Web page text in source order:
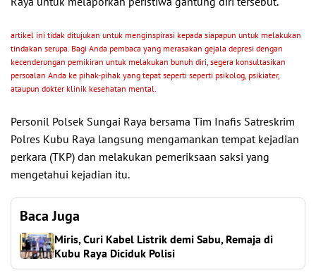
artikel ini tidak ditujukan untuk menginspirasi kepada siapapun untuk melakukan
tindakan serupa. Bagi Anda pembaca yang merasakan gejala depresi dengan
kecenderungan pemikiran untuk melakukan bunuh diri, segera konsultasikan
persoalan Anda ke pihak-pihak yang tepat seperti seperti psikolog, psikiater,
ataupun dokter klinik kesehatan mental.
Personil Polsek Sungai Raya bersama Tim Inafis Satreskrim
Polres Kubu Raya langsung mengamankan tempat kejadian
perkara (TKP) dan melakukan pemeriksaan saksi yang
mengetahui kejadian itu.
Baca Juga
Miris, Curi Kabel Listrik demi Sabu, Remaja di
Kubu Raya Diciduk Polisi